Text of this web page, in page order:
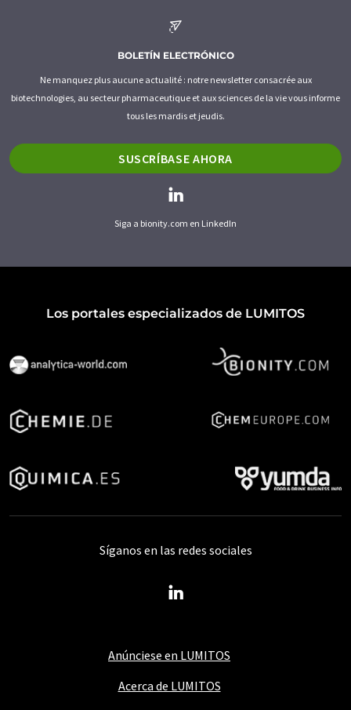
BOLETÍN ELECTRÓNICO
Ne manquez plus aucune actualité : notre newsletter consacrée aux
biotechnologies, au secteur pharmaceutique et aux sciences de la vie vous informe
tous les mardis et jeudis.
SUSCRÍBASE AHORA
Siga a bionity.com en LinkedIn
Los portales especializados de LUMITOS
Anúnciese en LUMITOS
Acerca de LUMITOS
Síganos en las redes sociales